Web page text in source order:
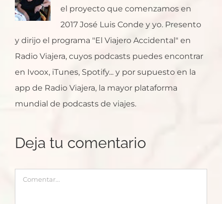
el proyecto que comenzamos en
2017 José Luis Conde y yo. Presento
y dirijo el programa "El Viajero Accidental" en
Radio Viajera, cuyos podcasts puedes encontrar
en Ivoox, iTunes, Spotify... y por supuesto en la
app de Radio Viajera, la mayor plataforma
mundial de podcasts de viajes.
Deja tu comentario
Comentar